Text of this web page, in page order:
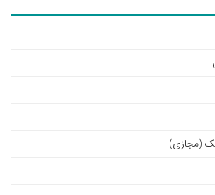
(مجازی)